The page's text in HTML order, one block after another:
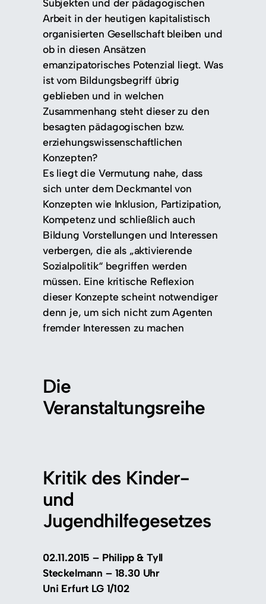
Subjekten und der pädagogischen
Arbeit in der heutigen kapitalistisch
organisierten Gesellschaft bleiben und
ob in diesen Ansätzen
emanzipatorisches Potenzial liegt. Was
ist vom Bildungsbegriff übrig
geblieben und in welchen
Zusammenhang steht dieser zu den
besagten pädagogischen bzw.
erziehungswissenschaftlichen
Konzepten?
Es liegt die Vermutung nahe, dass
sich unter dem Deckmantel von
Konzepten wie Inklusion, Partizipation,
Kompetenz und schließlich auch
Bildung Vorstellungen und Interessen
verbergen, die als „aktivierende
Sozialpolitik“ begriffen werden
müssen. Eine kritische Reflexion
dieser Konzepte scheint notwendiger
denn je, um sich nicht zum Agenten
fremder Interessen zu machen
Die
Veranstaltungsreihe
Kritik des Kinder-
und
Jugendhilfegesetzes
02.11.2015 – Philipp & Tyll
Steckelmann – 18.30 Uhr
Uni Erfurt LG 1/102